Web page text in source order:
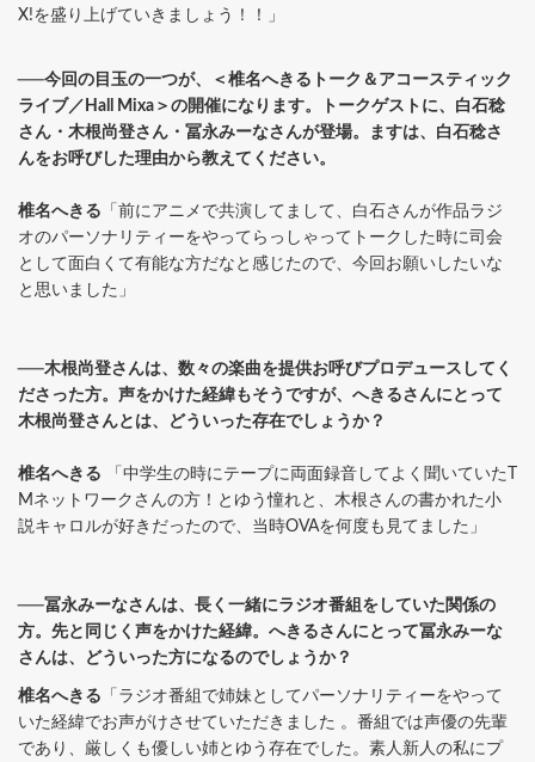
X!を盛り上げていきましょう！！」
──今回の目玉の一つが、＜椎名へきるトーク＆アコースティック
ライブ／Hall Mixa＞の開催になります。トークゲストに、白石稔
さん・木根尚登さん・冨永みーなさんが登場。ますは、白石稔さ
んをお呼びした理由から教えてください。
椎名へきる 「前にアニメで共演してまして、白石さんが作品ラジ
オのパーソナリティーをやってらっしゃってトークした時に司会
として面白くて有能な方だなと感じたので、今回お願いしたいな
と思いました」
──木根尚登さんは、数々の楽曲を提供お呼びプロデュースしてく
ださった方。声をかけた経緯もそうですが、へきるさんにとって
木根尚登さんとは、どういった存在でしょうか？
椎名へきる 「中学生の時にテープに両面録音してよく聞いていたT
Mネットワークさんの方！とゆう憧れと、木根さんの書かれた小
説キャロルが好きだったので、当時OVAを何度も見てました」
──冨永みーなさんは、長く一緒にラジオ番組をしていた関係の
方。先と同じく声をかけた経緯。へきるさんにとって冨永みーな
さんは、どういった方になるのでしょうか？
椎名へきる 「ラジオ番組で姉妹としてパーソナリティーをやって
いた経緯でお声がけさせていただきました 。番組では声優の先輩
であり、厳しくも優しい姉とゆう存在でした。素人新人の私にプ